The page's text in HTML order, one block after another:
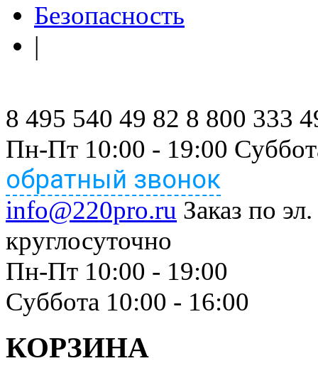
Безопасность
|
8 495 540 49 82 8 800 333
Пн-Пт 10:00 - 19:00
обратный звонок
info@220pro.ru Заказ по
круглосуточно
Пн-Пт 10:00 - 19:00
Суббота 10:00 - 16:00
КОРЗИНА